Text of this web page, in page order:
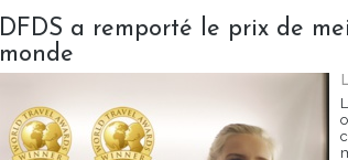
DFDS a remporté le prix de
monde